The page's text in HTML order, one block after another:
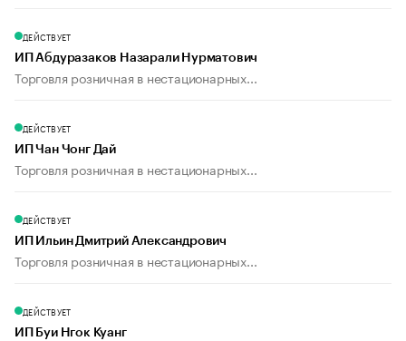
ДЕЙСТВУЕТ
ИП Абдуразаков Назарали Нурматович
Торговля розничная в нестационарных...
ДЕЙСТВУЕТ
ИП Чан Чонг Дай
Торговля розничная в нестационарных...
ДЕЙСТВУЕТ
ИП Ильин Дмитрий Александрович
Торговля розничная в нестационарных...
ДЕЙСТВУЕТ
ИП Буи Нгок Куанг